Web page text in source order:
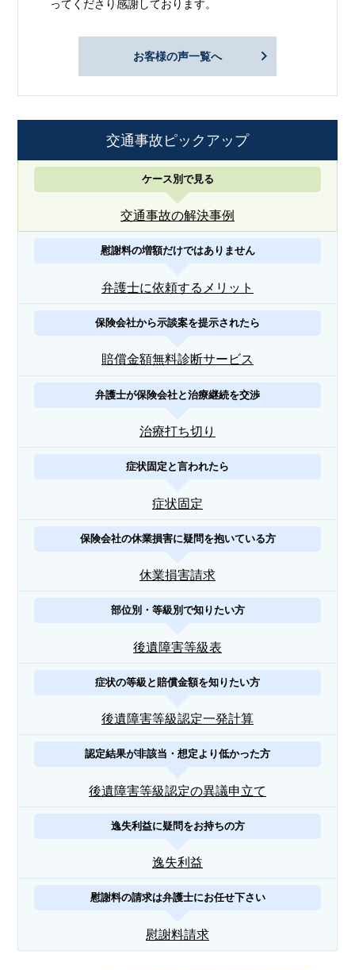
ってくださり感謝しております。
お客様の声一覧へ
交通事故ピックアップ
ケース別で見る
交通事故の解決事例
慰謝料の増額だけではありません
弁護士に依頼するメリット
保険会社から示談案を提示されたら
賠償金額無料診断サービス
弁護士が保険会社と治療継続を交渉
治療打ち切り
症状固定と言われたら
症状固定
保険会社の休業損害に疑問を抱いている方
休業損害請求
部位別・等級別で知りたい方
後遺障害等級表
症状の等級と賠償金額を知りたい方
後遺障害等級認定一発計算
認定結果が非該当・想定より低かった方
後遺障害等級認定の異議申立て
逸失利益に疑問をお持ちの方
逸失利益
慰謝料の請求は弁護士にお任せ下さい
慰謝料請求